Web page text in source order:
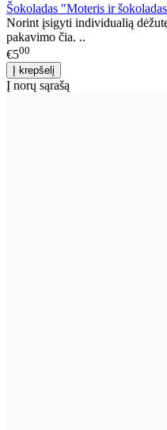
Šokoladas "Moteris ir
Norint įsigyti individualią
pakavimo čia. ..
€500
Į norų sąrašą